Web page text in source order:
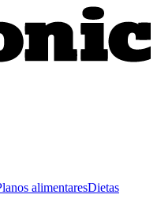
alimentaresDietas